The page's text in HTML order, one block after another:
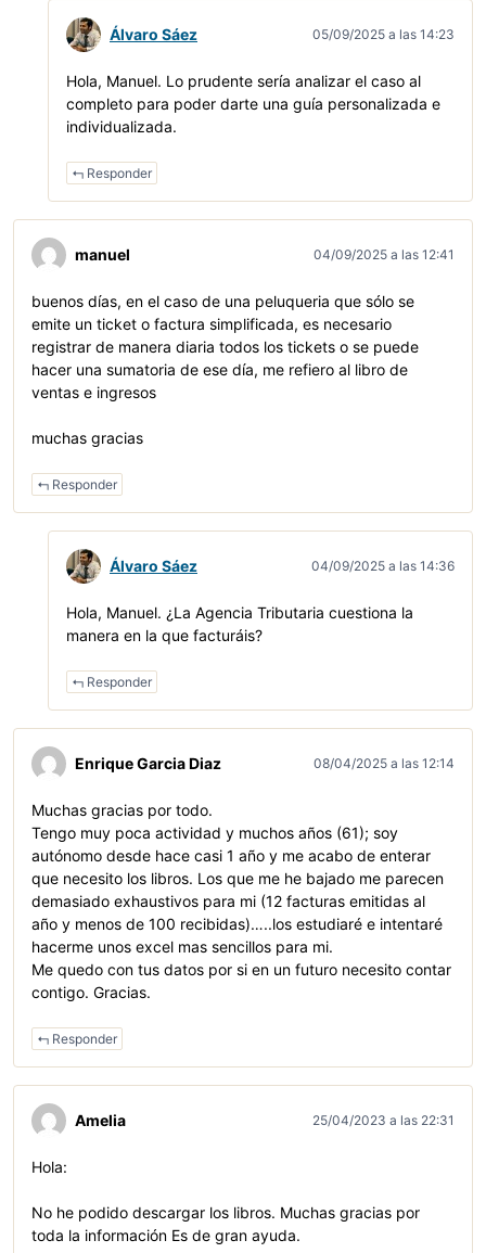
Álvaro Sáez 05/09/2025 a las 14:23
Hola, Manuel. Lo prudente sería analizar el caso al
completo para poder darte una guía personalizada e
individualizada.
Responder
manuel 04/09/2025 a las 12:41
buenos días, en el caso de una peluqueria que sólo se
emite un ticket o factura simplificada, es necesario
registrar de manera diaria todos los tickets o se puede
hacer una sumatoria de ese día, me refiero al libro de
ventas e ingresos
muchas gracias
Responder
Álvaro Sáez 04/09/2025 a las 14:36
Hola, Manuel. ¿La Agencia Tributaria cuestiona la
manera en la que facturáis?
Responder
Enrique Garcia Diaz 08/04/2025 a las 12:14
Muchas gracias por todo.
Tengo muy poca actividad y muchos años (61); soy
autónomo desde hace casi 1 año y me acabo de enterar
que necesito los libros. Los que me he bajado me parecen
demasiado exhaustivos para mi (12 facturas emitidas al
año y menos de 100 recibidas)…..los estudiaré e intentaré
hacerme unos excel mas sencillos para mi.
Me quedo con tus datos por si en un futuro necesito contar
contigo. Gracias.
Responder
Amelia 25/04/2023 a las 22:31
Hola:
No he podido descargar los libros. Muchas gracias por
toda la información Es de gran ayuda.